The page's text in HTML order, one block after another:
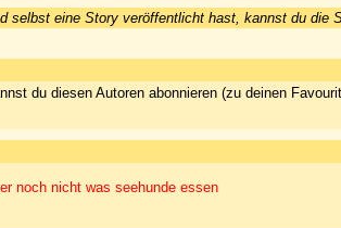
selbst eine Story veröffentlicht hast, kannst du die
du diesen Autoren abonnieren (zu deinen
noch nicht was seehunde essen